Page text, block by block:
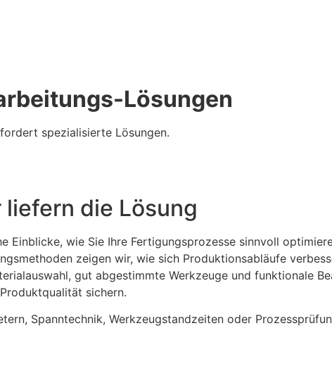
Lösungen
spezialisierte Lösungen.
liefern die Lösung
Einblicke, wie Sie Ihre Fertigungsprozesse sinnvoll
zeigen wir, wie sich Produktionsabläufe
gut abgestimmte Werkzeuge und funktionale
sichern.
Spanntechnik, Werkzeugstandzeiten oder